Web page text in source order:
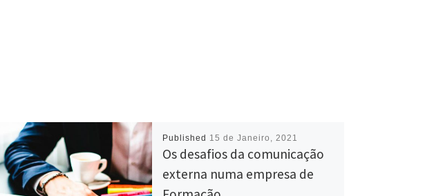
Published 15 de Janeiro, 2021
Os desafios da comunicação
externa numa empresa de